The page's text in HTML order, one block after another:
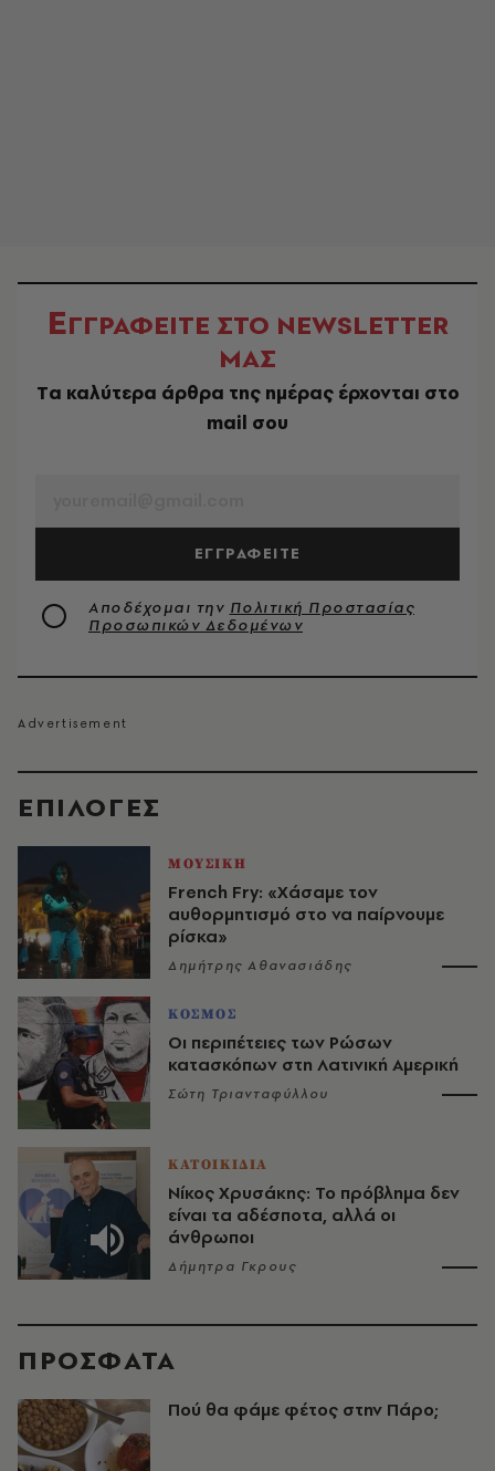
EΠΙΛΟΓΈΣ
ΜΟΥΣΙΚΗ
French Fry: «Χάσαμε τον
αυθορμητισμό στο να παίρνουμε
ρίσκα»
Δημήτρης Αθανασιάδης
ΚΟΣΜΟΣ
Οι περιπέτειες των Ρώσων
κατασκόπων στη Λατινική Αμερική
Σώτη Τριανταφύλλου
ΚΑΤΟΙΚΙΔΙΑ
Νίκος Χρυσάκης: Το πρόβλημα δεν
είναι τα αδέσποτα, αλλά οι
άνθρωποι
Δήμητρα Γκρους
ΕΓΓΡΑΦΕΙΤΕ ΣΤΟ NEWSLETTER
ΜΑΣ
Tα καλύτερα άρθρα της ημέρας έρχονται στο
mail σου
ΕΓΓΡΑΦΕΙΤΕ
Αποδέχομαι την Πολιτική Προστασίας
Προσωπικών Δεδομένων
ΠΡΟΣΦΑΤΑ
Πού θα φάμε φέτος στην Πάρο;